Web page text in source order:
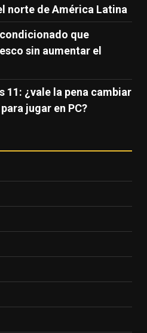
norte de América Latina
que
sin aumentar el
11: ¿vale la pena cambiar
jugar en PC?